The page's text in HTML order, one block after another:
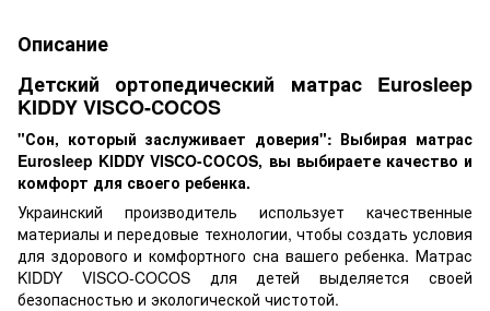
Описание
Детский ортопедический матрас Eurosleep
KIDDY VISCO-СOСOS
"Сон, который заслуживает доверия": Выбирая матрас
Eurosleep KIDDY VISCO-СOСOS, вы выбираете качество и
комфорт для своего ребенка.
Украинский производитель использует качественные
материалы и передовые технологии, чтобы создать условия
для здорового и комфортного сна вашего ребенка. Матрас
KIDDY VISCO-COCOS для детей выделяется своей
безопасностью и экологической чистотой.